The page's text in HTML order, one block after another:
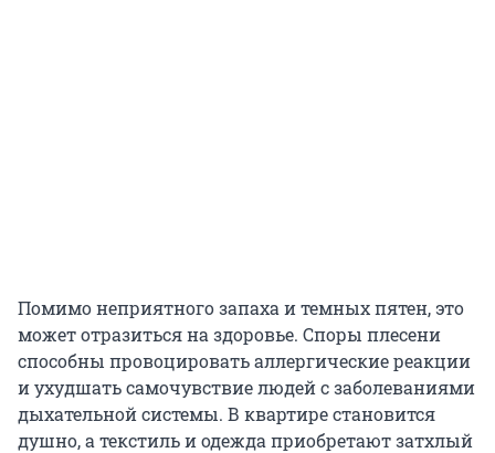
Помимо неприятного запаха и темных пятен, это
может отразиться на здоровье. Споры плесени
способны провоцировать аллергические реакции
и ухудшать самочувствие людей с заболеваниями
дыхательной системы. В квартире становится
душно, а текстиль и одежда приобретают затхлый